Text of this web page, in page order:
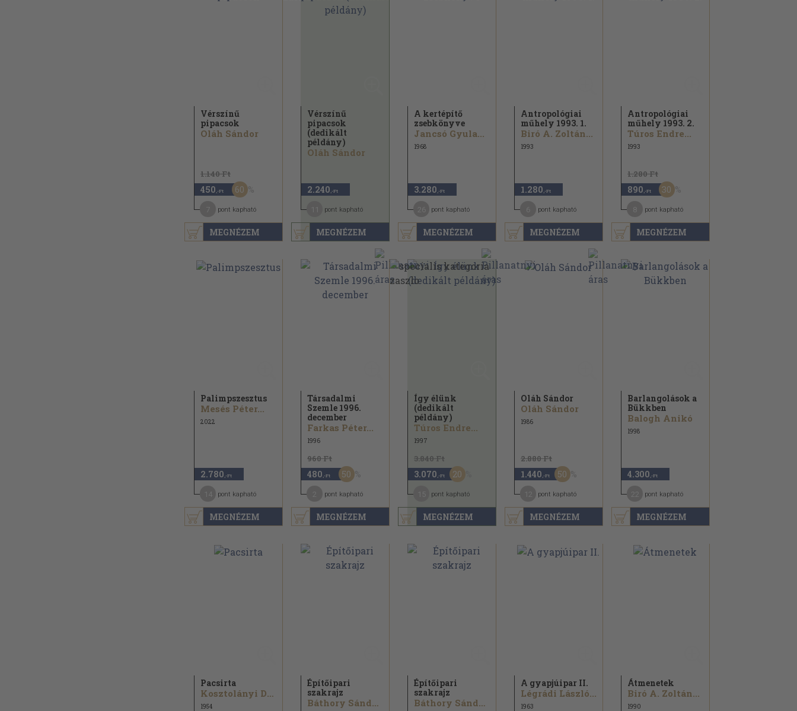
MEGNÉZEM
Vérszínű
pipacsok
Oláh Sándor
1.140 Ft
450 ,-Ft 60
pont kapható
MEGNÉZEM
Vérszínű
pipacsok
(dedikált
példány)
Oláh Sándor
2.240 ,-Ft
pont kapható
MEGNÉZEM
A kertépítő
zsebkönyve
Jancsó Gyula...
1968
3.280 ,-Ft
pont kapható
MEGNÉZEM
Antropológiai
műhely 1993. 1.
Biró A. Zoltán...
1993
1.280 ,-Ft
pont kapható
MEGNÉZEM
Antropológiai
műhely 1993. 2.
Túros Endre...
1993
1.280 Ft
890 ,-Ft 30
pont kapható
MEGNÉZEM
Palimpszesztus
Mesés Péter...
2022
2.780 ,-Ft
pont kapható
MEGNÉZEM
Társadalmi
Szemle 1996.
december
Farkas Péter...
1996
960 Ft
480 ,-Ft 50
pont kapható
MEGNÉZEM
Így élünk
(dedikált
példány)
Túros Endre...
1997
3.840 Ft
3.070 ,-Ft 20
pont kapható
MEGNÉZEM
Oláh Sándor
Oláh Sándor
1986
2.880 Ft
1.440 ,-Ft 50
pont kapható
MEGNÉZEM
Barlangolások a
Bükkben
Balogh Anikó
1998
4.300 ,-Ft
pont kapható
Pacsirta
Kosztolányi Dezső
1954
Építőipari
szakrajz
Báthory Sándor...
Építőipari
szakrajz
Báthory Sándor...
A gyapjúipar II.
Légrádi László...
1963
Átmenetek
Biró A. Zoltán...
1990